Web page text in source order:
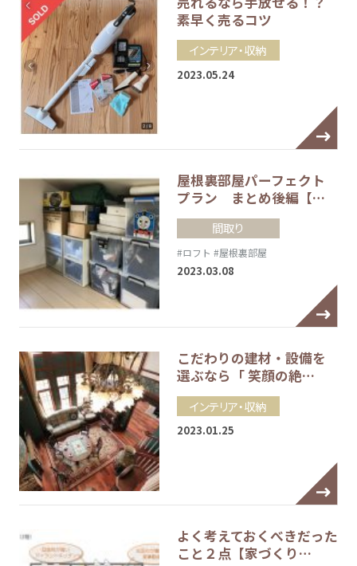
素早く売るコツ
インテリア・収納
2023.05.24
屋根裏部屋パーフェクト
プラン まとめ後編【…
間取り
#ロフト #屋根裏部屋
2023.03.08
こだわりの建材・設備を
選ぶなら「 笑顔の絶…
インテリア・収納
2023.01.25
よく考えておくべきだった
こと２点【家づくり…